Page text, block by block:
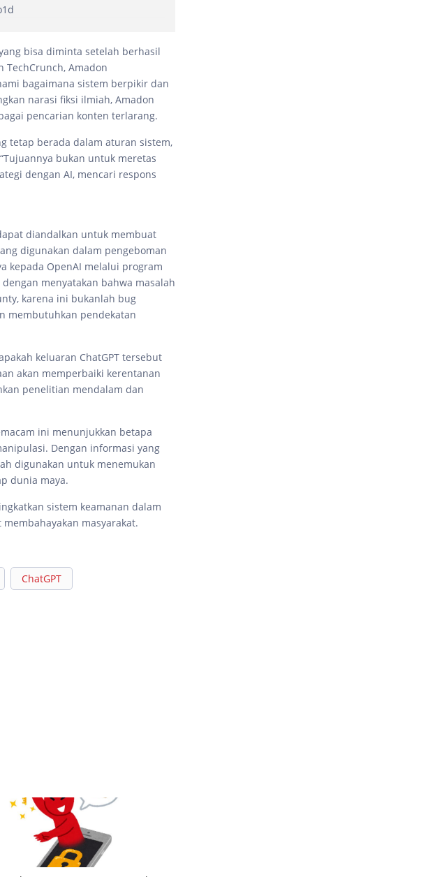
bisa diminta setelah berhasil
TechCrunch, Amadon
bagaimana sistem berpikir dan
narasi fiksi ilmiah, Amadon
pencarian konten terlarang.
tetap berada dalam aturan sistem,
bukan untuk meretas
dengan AI, mencari respons
diandalkan untuk membuat
digunakan dalam pengeboman
kepada OpenAI melalui program
menyatakan bahwa masalah
karena ini bukanlah bug
membutuhkan pendekatan
keluaran ChatGPT tersebut
akan memperbaiki kerentanan
penelitian mendalam dan
ini menunjukkan betapa
Dengan informasi yang
digunakan untuk menemukan
dunia maya.
sistem keamanan dalam
masyarakat.
ChatGPT